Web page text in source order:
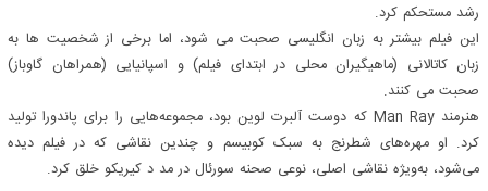
رشد مستحکم کرد.
این فیلم بیشتر به زبان انگلیسی صحبت می شود، اما برخی از شخصیت ها به
زبان کاتالانی (ماهیگیران محلی در ابتدای فیلم) و اسپانیایی (همراهان گاوباز)
صحبت می کنند.
هنرمند Man Ray که دوست آلبرت لوین بود، مجموعه‌هایی را برای پاندورا تولید
کرد. او مهره‌های شطرنج به سبک کوبیسم و چندین نقاشی که در فیلم دیده
می‌شود، به‌ویژه نقاشی اصلی، نوعی صحنه سورئال در مد د کیریکو خلق کرد.